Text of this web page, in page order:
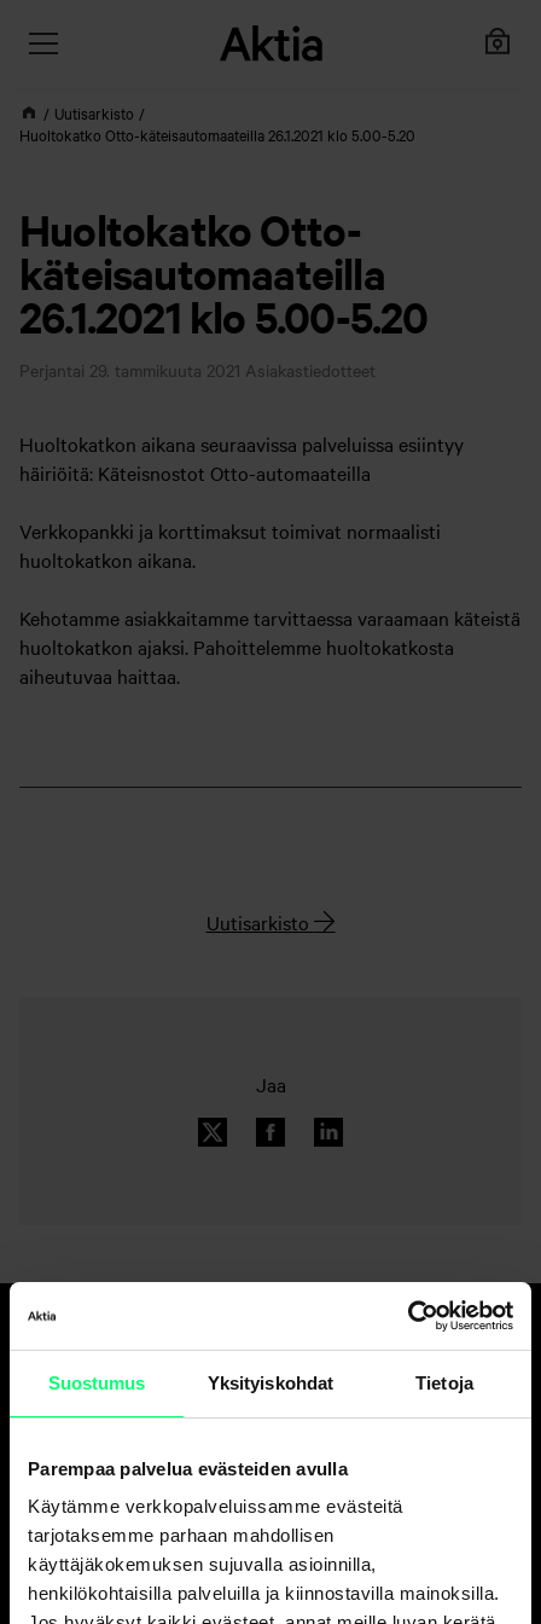
Suostumus Yksityiskohdat Tietoja
Parempaa palvelua evästeiden avulla
Käytämme verkkopalveluissamme evästeitä
tarjotaksemme parhaan mahdollisen
käyttäjäkokemuksen sujuvalla asioinnilla,
henkilökohtaisilla palveluilla ja kiinnostavilla mainoksilla.
Uutisarkisto
Huoltokatko Otto-käteisautomaateilla 26.1.2021 klo 5.00-5.20
Huoltokatko Otto-
käteisautomaateilla
26.1.2021 klo 5.00-5.20
Perjantai 29. tammikuuta 2021 Asiakastiedotteet
Huoltokatkon aikana seuraavissa palveluissa esiintyy
häiriöitä: Käteisnostot Otto-automaateilla
Verkkopankki ja korttimaksut toimivat normaalisti
huoltokatkon aikana.
Kehotamme asiakkaitamme tarvittaessa varaamaan käteistä
huoltokatkon ajaksi. Pahoittelemme huoltokatkosta
aiheutuvaa haittaa.
Uutisarkisto
Jaa
Hyvä pankki.
Asiakaspalvelu
Henkilöasiakkaat
ark. 8-18